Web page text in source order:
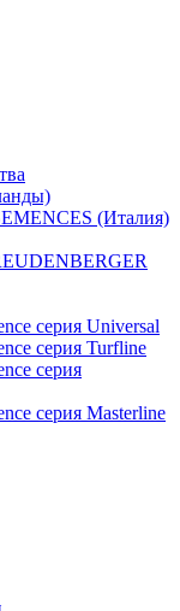
(Италия)
серия Universal
серия Turfline
серия
серия Masterline